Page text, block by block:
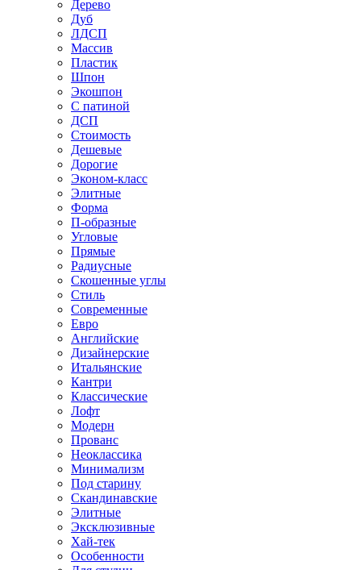
Дерево
Дуб
ЛДСП
Массив
Пластик
Шпон
Экошпон
С патиной
ДСП
Стоимость
Дешевые
Дорогие
Эконом-класс
Элитные
Форма
П-образные
Угловые
Прямые
Радиусные
Скошенные углы
Стиль
Современные
Евро
Английские
Дизайнерские
Итальянские
Кантри
Классические
Лофт
Модерн
Прованс
Неоклассика
Минимализм
Под старину
Скандинавские
Элитные
Эксклюзивные
Хай-тек
Особенности